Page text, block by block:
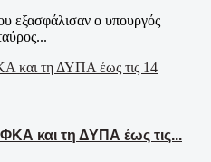
εξασφάλισαν ο υπουργός
και τη ΔΥΠΑ έως τις...